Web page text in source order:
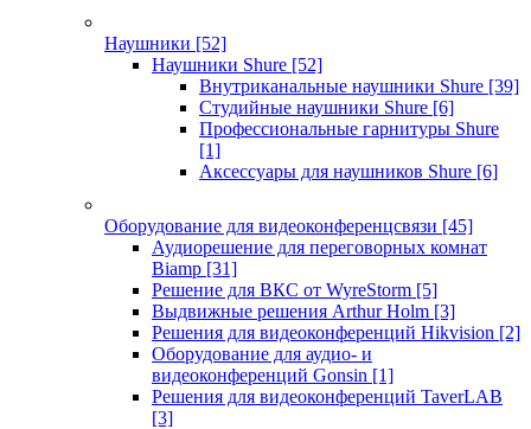
Наушники [52]
Наушники Shure [52]
Внутриканальные наушники Shure [39]
Студийные наушники Shure [6]
Профессиональные гарнитуры Shure
[1]
Аксессуары для наушников Shure [6]
Оборудование для видеоконференцсвязи [45]
Аудиорешение для переговорных комнат
Biamp [31]
Решение для ВКС от WyreStorm [5]
Выдвижные решения Arthur Holm [3]
Решения для видеоконференций Hikvision [2]
Оборудование для аудио- и
видеоконференций Gonsin [1]
Решения для видеоконференций TaverLAB
[3]